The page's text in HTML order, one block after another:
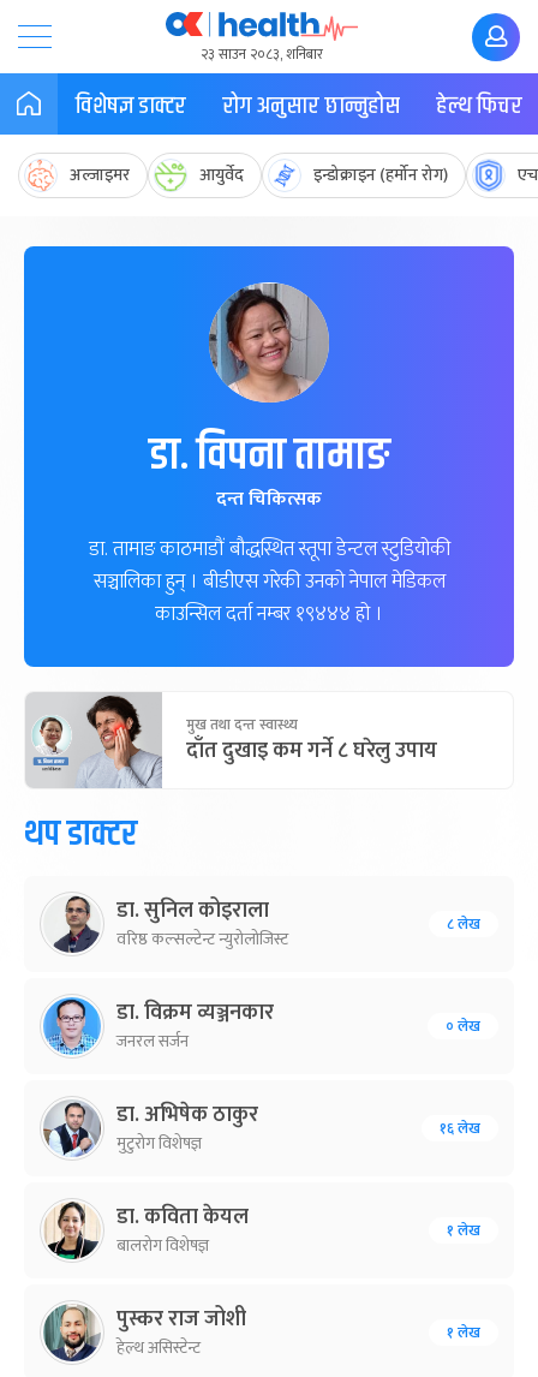
२३ साउन २०८३, शनिबार
विशेषज्ञ डाक्टर रोग अनुसार छान्नुहोस हेल्थ फिचर
अल्जाइमर आयुर्वेद इन्डोक्राइन (हर्मोन रोग)
डा. विपना तामाङ
दन्त चिकित्सक
डा. तामाङ काठमाडौं बौद्धस्थित स्तूपा डेन्टल स्टुडियोकी
सञ्चालिका हुन् । बीडीएस गरेकी उनको नेपाल मेडिकल
काउन्सिल दर्ता नम्बर १९४४४ हो ।
मुख तथा दन्त स्वास्थ्य
दाँत दुखाइ कम गर्ने ८ घरेलु उपाय
थप डाक्टर
डा. सुनिल कोइराला
वरिष्ठ कल्सल्टेन्ट न्युरोलोजिस्ट
८ लेख
डा. विक्रम व्यञ्जनकार
जनरल सर्जन
० लेख
डा. अभिषेक ठाकुर
मुटुरोग विशेषज्ञ
१६ लेख
डा. कविता केयल
बालरोग विशेषज्ञ
१ लेख
पुस्कर राज जोशी
हेल्थ असिस्टेन्ट
१ लेख